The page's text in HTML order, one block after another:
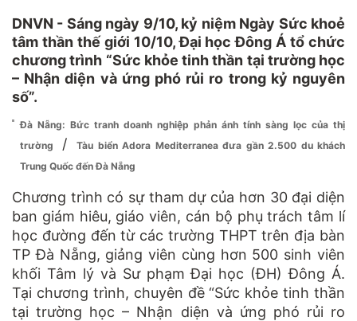
DNVN - Sáng ngày 9/10, kỷ niệm Ngày Sức khoẻ
tâm thần thế giới 10/10, Đại học Đông Á tổ chức
chương trình “Sức khỏe tinh thần tại trường học
– Nhận diện và ứng phó rủi ro trong kỷ nguyên
số”.
Đà Nẵng: Bức tranh doanh nghiệp phản ánh tính sàng lọc của thị
trường
/
Tàu biển Adora Mediterranea đưa gần 2.500 du khách
Trung Quốc đến Đà Nẵng
Chương trình có sự tham dự của hơn 30 đại diện
ban giám hiêu, giáo viên, cán bộ phụ trách tâm lí
học đường đến từ các trường THPT trên địa bàn
TP Đà Nẵng, giảng viên cùng hơn 500 sinh viên
khối Tâm lý và Sư phạm Đại học (ĐH) Đông Á.
Tại chương trình, chuyên đề “Sức khỏe tinh thần
tại trường học – Nhận diện và ứng phó rủi ro